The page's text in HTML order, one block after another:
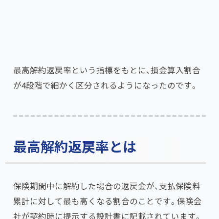
最高解約返戻率という指標をもとに、損金算入割合
が4段階で細かく区分されるようになったのです。
最高解約返戻率とは
保険期間中に解約した場合の返戻金が、支払保険料
累計に対して最も高くなる割合のことです。保険会
社が契約時に提示する設計書に記載されています。